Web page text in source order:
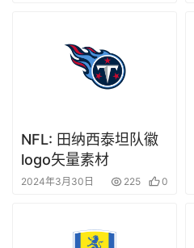
NFL: 田纳西泰坦队徽
logo矢量素材
2024年3月30日 225 0